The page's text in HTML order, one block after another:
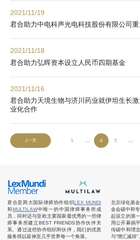
2021/11/19
君合助力中电科声光电科技股份有限公司
2021/11/18
君合助力弘晖资本设立人民币四期基金
2021/11/16
君合助力天境生物与济川药业就伊坦生长
业化合作
上一页 1 4 5
君合是两大国际律师协作组织LEX MUNDI
和MULTILAW中唯一的中国律师事务所成
员，同时还与亚欧主要国家最优秀的一些律
师事务所建立BEST FRIENDS协作伙伴关
系。通过这些协作组织和伙伴，我们的优质
服务得以延伸至几乎世界每一个角落。
北京绿化基
金会碳中和
起设立的第
用公开募捐
传碳中和理
与“增汇减排”